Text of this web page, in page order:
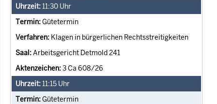
11:30 Uhr
Gütetermin
Klagen in bürgerlichen Rechtsstreitigkeiten
Arbeitsgericht Detmold 241
3 Ca 608/26
11:15 Uhr
Gütetermin